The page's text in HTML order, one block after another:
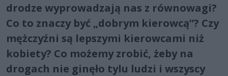
drodze wyprowadzają nas z równowagi?
Co to znaczy być „dobrym kierowcą”? Czy
mężczyźni są lepszymi kierowcami niż
kobiety? Co możemy zrobić, żeby na
drogach nie ginęło tylu ludzi i wszyscy